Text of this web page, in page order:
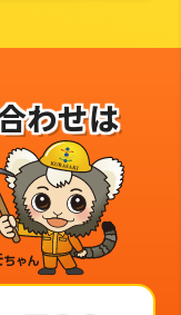
わせは